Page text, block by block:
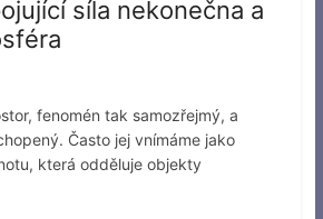
síla nekonečna a
fenomén tak samozřejmý, a
Často jej vnímáme jako
která odděluje objekty